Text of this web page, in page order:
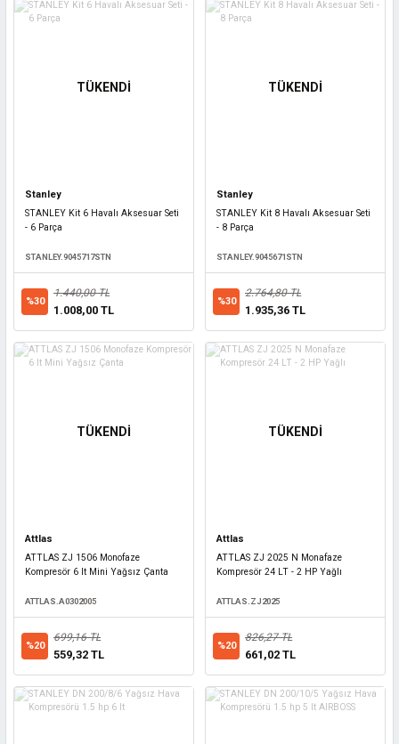
TÜKENDİ
Stanley
STANLEY Kit 6 Havalı Aksesuar Seti
- 6 Parça
STANLEY.9045717STN
%30
1.440,00 TL
1.008,00 TL
TÜKENDİ
Stanley
STANLEY Kit 8 Havalı Aksesuar Seti
- 8 Parça
STANLEY.9045671STN
%30
2.764,80 TL
1.935,36 TL
TÜKENDİ
Attlas
ATTLAS ZJ 1506 Monofaze
Kompresör 6 lt Mini Yağsız Çanta
ATTLAS.A0302005
%20
699,16 TL
559,32 TL
TÜKENDİ
Attlas
ATTLAS ZJ 2025 N Monafaze
Kompresör 24 LT - 2 HP Yağlı
ATTLAS.ZJ2025
%20
826,27 TL
661,02 TL